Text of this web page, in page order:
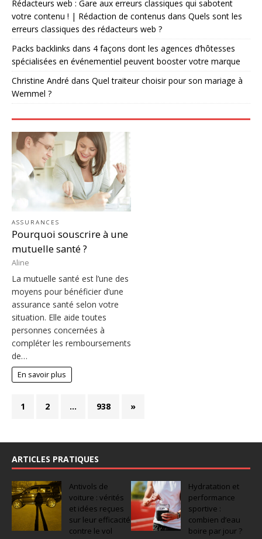
Rédacteurs web : Gare aux erreurs classiques qui sabotent
votre contenu ! | Rédaction de contenus dans Quels sont les
erreurs classiques des rédacteurs web ?
Packs backlinks dans 4 façons dont les agences d’hôtesses
spécialisées en événementiel peuvent booster votre marque
Christine André dans Quel traiteur choisir pour son mariage à
Wemmel ?
ASSURANCES
Pourquoi souscrire à une
mutuelle santé ?
Aline
La mutuelle santé est l’une des
moyens pour bénéficier d’une
assurance santé selon votre
situation. Elle aide toutes
personnes concernées à
compléter les remboursements
de…
En savoir plus
1 2 … 938 »
ARTICLES PRATIQUES
Antivols de
voiture : vérités
et idées reçues
sur leur efficacité
contre le vol
Hydratation et
performance
sportive :
combien d’eau
boire par jour ?